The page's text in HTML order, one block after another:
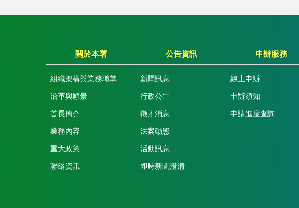
關於本署
組織架構與業務職掌
沿革與願景
首長簡介
業務內容
重大政策
聯絡資訊
公告資訊
新聞訊息
行政公告
徵才消息
法案動態
活動訊息
即時新聞澄清
申辦服務
線上申辦
申辦須知
申請進度查詢